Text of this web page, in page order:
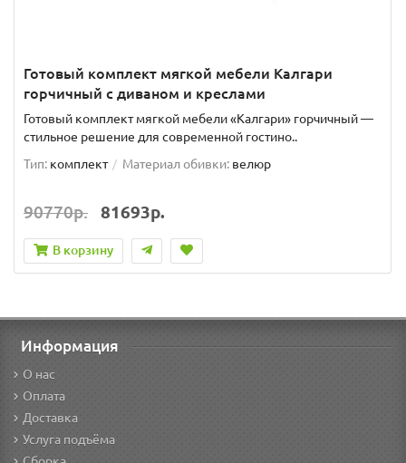
Готовый комплект мягкой мебели Калгари
горчичный с диваном и креслами
Готовый комплект мягкой мебели «Калгари» горчичный —
стильное решение для современной гостино..
Тип: комплект Материал обивки: велюр
90770р. 81693р.
В корзину
Информация
О нас
Оплата
Доставка
Услуга подъёма